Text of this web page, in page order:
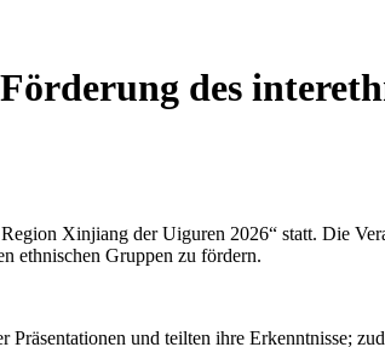
des
Xinjiang der Uiguren 2026“ statt. Die
ethnischen Gruppen zu fördern.
und teilten ihre Erkenntnisse;